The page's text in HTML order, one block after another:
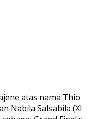
atas nama Thio
Nabila Salsabila (XI